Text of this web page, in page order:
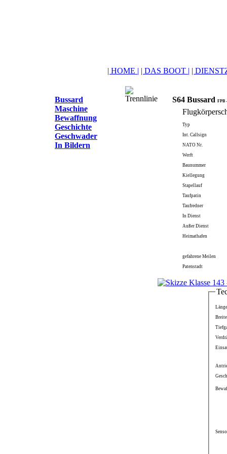
| HOME | | DAS BOOT | |
Bussard
Maschine
Bewaffnung
Geschichte
Geschwader
In Bildern
S64 Bussard FPB
Typ
Int. Callsign
NATO Nr.
Werft
Baunummer
Kiellegung
Stapellauf
Taufpatin
Taufredner
In Dienst
Außer Dienst
Heimathafen
gefahrene Meilen
Patenstadt
Länge
Breite